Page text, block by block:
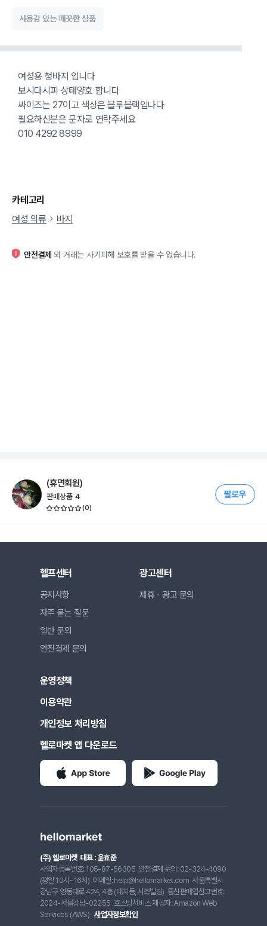
사용감 있는 깨끗한 상품
여성용 청바지 입니다
보시다시피 상태양호 합니다
싸이즈는 27이고 색상은 블루블랙입나다
필요하신분은 문자로 연락주세요
010 4292 8999
카테고리
여성 의류
바지
안전결제 외 거래는 사기피해 보호를 받을 수 없습니다.
(휴면회원)
판매상품 4
(0)
헬프센터
공지사항
자주 묻는 질문
일반 문의
안전결제 문의
광고센터
제휴ㆍ광고 문의
운영정책
이용약관
개인정보 처리방침
헬로마켓 앱 다운로드
(주) 헬로마켓 대표 : 윤효준
사업자등록번호: 105-87-56305 안전결제 문의: 02-324-4090
(평일 10시~16시) 이메일: help@hellomarket.com 서울특별시
강남구 영동대로 424, 4층 (대치동, 사조빌딩) 통신판매업신고번호:
2024-서울강남-02255 호스팅서비스 제공자: Amazon Web
Services (AWS) 사업자정보확인